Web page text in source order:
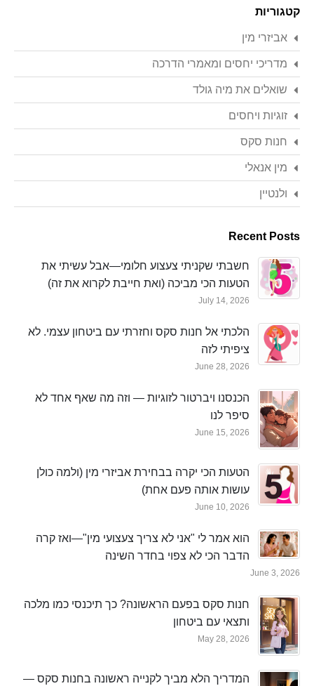
קטגוריות
אביזרי מין
מדריכי יחסים ומאמרי הדרכה
שואלים את מיה גולד
זוגיות ויחסים
חנות סקס
מין אנאלי
ולנטיין
Recent Posts
חשבתי שקניתי צעצוע חלומי—אבל עשיתי את
הטעות הכי מביכה (ואת חייבת לקרוא את זה)
July 14, 2026
הלכתי אל חנות סקס וחזרתי עם ביטחון עצמי. לא
ציפיתי לזה
June 28, 2026
הכנסנו ויברטור לזוגיות — וזה מה שאף אחד לא
סיפר לנו
June 15, 2026
הטעות הכי יקרה בבחירת אביזרי מין (ולמה כולן
עושות אותה פעם אחת)
June 10, 2026
הוא אמר לי "אני לא צריך צעצועי מין"—ואז קרה
הדבר הכי לא צפוי בחדר השינה
June 3, 2026
חנות סקס בפעם הראשונה? כך תיכנסי כמו מלכה
ותצאי עם ביטחון
May 28, 2026
המדריך הלא מביך לקנייה ראשונה בחנות סקס —